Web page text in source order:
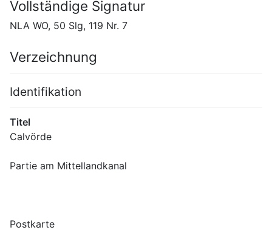
Vollständige Signatur
NLA WO, 50 Slg, 119 Nr. 7
Verzeichnung
Identifikation
Titel